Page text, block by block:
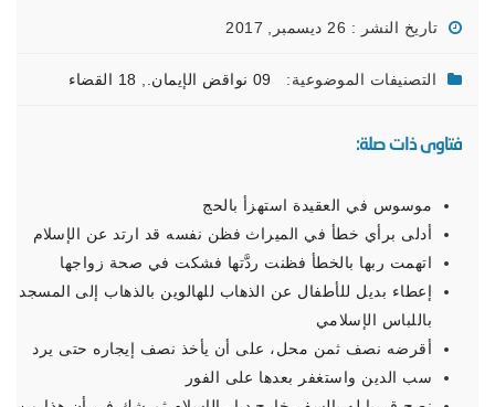
تاريخ النشر : 26 ديسمبر, 2017
التصنيفات الموضوعية: 09 نواقض الإيمان. 18 القضاء
فتاوى ذات صلة:
موسوس في العقيدة استهزأ بالحج
أدلى برأي خطأ في الميراث فظن نفسه قد ارتد عن الإسلام
اتهمت ربها بالخطأ فظنت ردَّتها فشكت في صحة زواجها
إعطاء بديل للأطفال عن الذهاب للهالوين بالذهاب إلى المسجد
باللباس الإسلامي
أقرضه نصف ثمن محل، على أن يأخذ نصف إيجاره حتى يرد
سب الدين واستغفر بعدها على الفور